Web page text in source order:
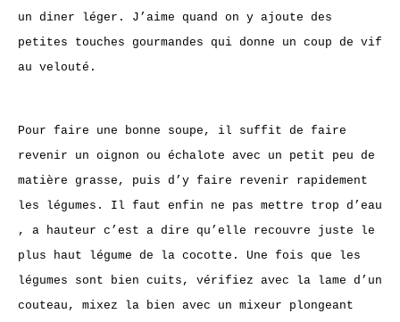
un diner léger. J’aime quand on y ajoute des
petites touches gourmandes qui donne un coup de vif
au velouté.
Pour faire une bonne soupe, il suffit de faire
revenir un oignon ou échalote avec un petit peu de
matière grasse, puis d’y faire revenir rapidement
les légumes. Il faut enfin ne pas mettre trop d’eau
, a hauteur c’est a dire qu’elle recouvre juste le
plus haut légume de la cocotte. Une fois que les
légumes sont bien cuits, vérifiez avec la lame d’un
couteau, mixez la bien avec un mixeur plongeant